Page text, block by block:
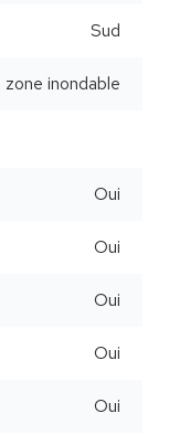
Sud
inondable
Oui
Oui
Oui
Oui
Oui